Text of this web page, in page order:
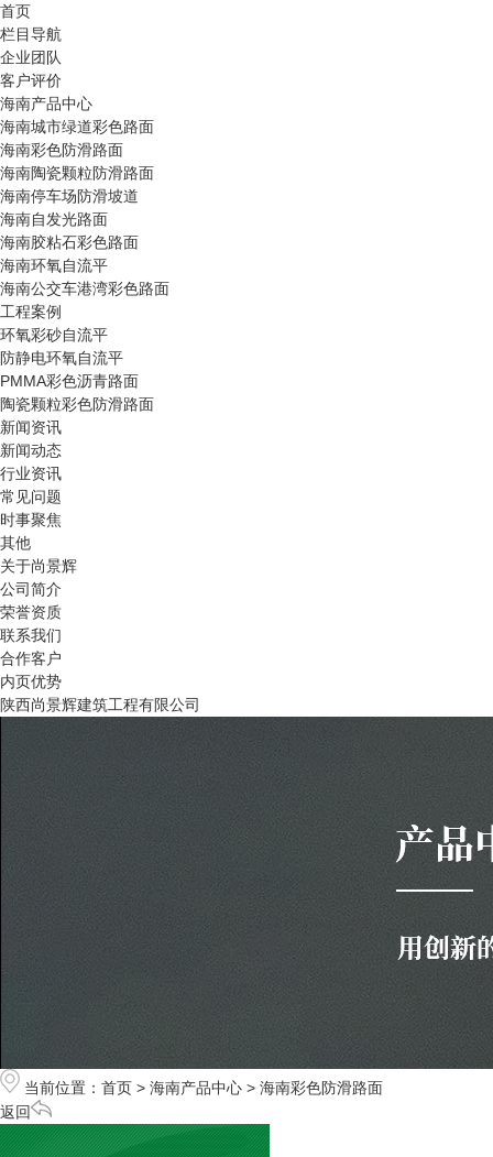
首页
栏目导航
企业团队
客户评价
海南产品中心
海南城市绿道彩色路面
海南彩色防滑路面
海南陶瓷颗粒防滑路面
海南停车场防滑坡道
海南自发光路面
海南胶粘石彩色路面
海南环氧自流平
海南公交车港湾彩色路面
工程案例
环氧彩砂自流平
防静电环氧自流平
PMMA彩色沥青路面
陶瓷颗粒彩色防滑路面
新闻资讯
新闻动态
行业资讯
常见问题
时事聚焦
其他
关于尚景辉
公司简介
荣誉资质
联系我们
合作客户
内页优势
陕西尚景辉建筑工程有限公司
当前位置： 首页 > 海南产品中心 > 海南彩色防滑路面
返回